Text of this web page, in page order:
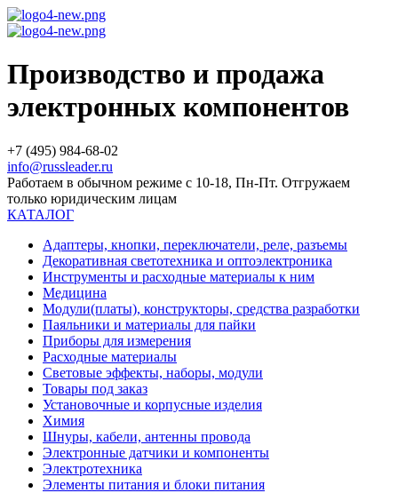
Производство и продажа
электронных компонентов
+7 (495) 984-68-02
info@russleader.ru
Работаем в обычном режиме с 10-18, Пн-Пт. Отгружаем
только юридическим лицам
КАТАЛОГ
Адаптеры, кнопки, переключатели, реле, разъемы
Декоративная светотехника и оптоэлектроника
Инструменты и расходные материалы к ним
Медицина
Модули(платы), конструкторы, средства разработки
Паяльники и материалы для пайки
Приборы для измерения
Расходные материалы
Световые эффекты, наборы, модули
Товары под заказ
Установочные и корпусные изделия
Химия
Шнуры, кабели, антенны провода
Электронные датчики и компоненты
Электротехника
Элементы питания и блоки питания